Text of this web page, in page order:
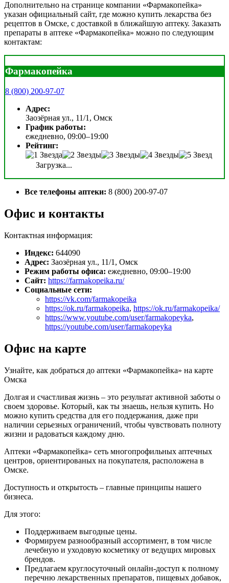
Дополнительно на странице компании «Фармакопейка»
указан официальный сайт, где можно купить лекарства без
рецептов в Омске, с доставкой в ближайшую аптеку. Заказать
препараты в аптеке «Фармакопейка» можно по следующим
контактам:
Фармакопейка
8 (800) 200-97-07
Адрес:
Заозёрная ул., 11/1, Омск
График работы:
ежедневно, 09:00–19:00
Рейтинг:
Загрузка...
Все телефоны аптеки: 8 (800) 200-97-07
Офис и контакты
Контактная информация:
Индекс: 644090
Адрес: Заозёрная ул., 11/1, Омск
Режим работы офиса: ежедневно, 09:00–19:00
Сайт: https://farmakopeika.ru/
Социальные сети:
https://vk.com/farmakopeika
https://ok.ru/farmakopeika, https://ok.ru/farmakopeika/
https://www.youtube.com/user/farmakopeyka,
https://youtube.com/user/farmakopeyka
Офис на карте
Узнайте, как добраться до аптеки «Фармакопейка» на карте
Омска
Долгая и счастливая жизнь – это результат активной заботы о
своем здоровье. Который, как ты знаешь, нельзя купить. Но
можно купить средства для его поддержания, даже при
наличии серьезных ограничений, чтобы чувствовать полноту
жизни и радоваться каждому дню.
Аптеки «Фармакопейка» сеть многопрофильных аптечных
центров, ориентированых на покупателя, расположена в
Омске.
Доступность и открытость – главные принципы нашего
бизнеса.
Для этого:
Поддерживаем выгодные цены.
Формируем разнообразный ассортимент, в том числе
лечебную и уходовую косметику от ведущих мировых
брендов.
Предлагаем круглосуточный онлайн-доступ к полному
перечню лекарственных препаратов, пищевых добавок,